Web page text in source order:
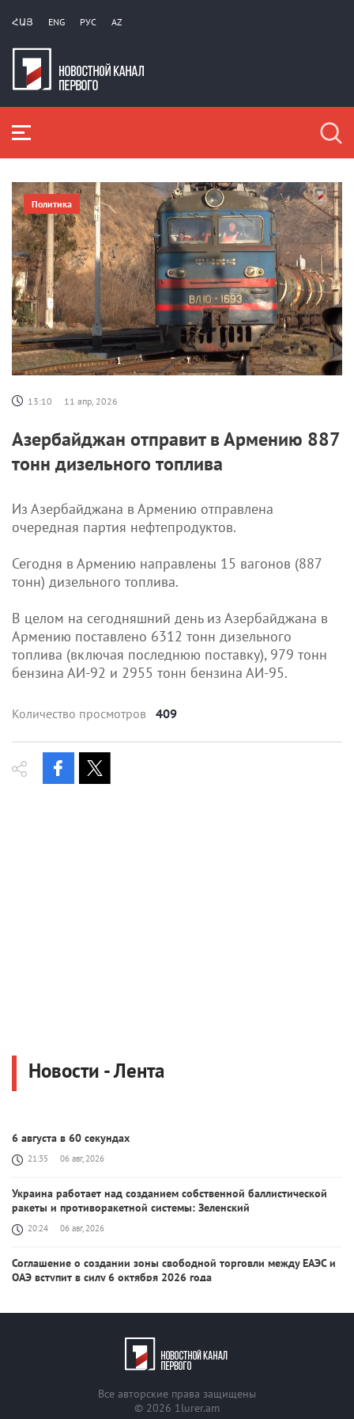
ՀԱՅ ENG РУС AZ
Политика
13:10 11 апр, 2026
Азербайджан отправит в Армению 887
тонн дизельного топлива
Из Азербайджана в Армению отправлена
очередная партия нефтепродуктов.
Сегодня в Армению направлены 15 вагонов (887
тонн) дизельного топлива.
В целом на сегодняшний день из Азербайджана в
Армению поставлено 6312 тонн дизельного
топлива (включая последнюю поставку), 979 тонн
бензина АИ-92 и 2955 тонн бензина АИ-95.
Количество просмотров 409
Новости - Лента
6 августа в 60 секундах
21:35 06 авг, 2026
Украина работает над созданием собственной баллистической
ракеты и противоракетной системы: Зеленский
20:24 06 авг, 2026
Соглашение о создании зоны свободной торговли между ЕАЭС и
ОАЭ вступит в силу 6 октября 2026 года
бензин резко упадут: Трамп
Рубен Рубинян и Валентина Матвиенко обсудили повестку дня
Все авторские права защищены
© 2026 1lurer.am